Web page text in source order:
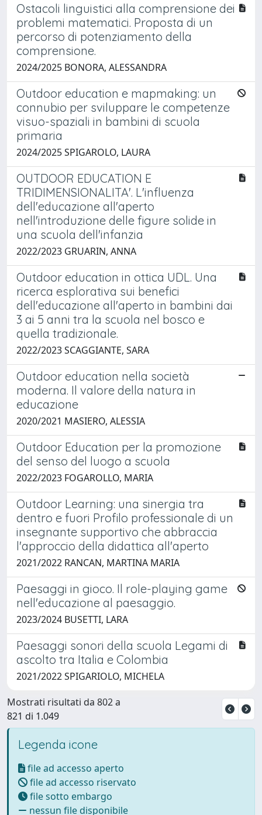
Ostacoli linguistici alla comprensione dei
problemi matematici. Proposta di un
percorso di potenziamento della
comprensione.
2024/2025 BONORA, ALESSANDRA
Outdoor education e mapmaking: un
connubio per sviluppare le competenze
visuo-spaziali in bambini di scuola
primaria
2024/2025 SPIGAROLO, LAURA
OUTDOOR EDUCATION E
TRIDIMENSIONALITA'. L'influenza
dell'educazione all'aperto
nell'introduzione delle figure solide in
una scuola dell'infanzia
2022/2023 GRUARIN, ANNA
Outdoor education in ottica UDL. Una
ricerca esplorativa sui benefici
dell'educazione all'aperto in bambini dai
3 ai 5 anni tra la scuola nel bosco e
quella tradizionale.
2022/2023 SCAGGIANTE, SARA
Outdoor education nella società
moderna. Il valore della natura in
educazione
2020/2021 MASIERO, ALESSIA
Outdoor Education per la promozione
del senso del luogo a scuola
2022/2023 FOGAROLLO, MARIA
Outdoor Learning: una sinergia tra
dentro e fuori Profilo professionale di un
insegnante supportivo che abbraccia
l'approccio della didattica all'aperto
2021/2022 RANCAN, MARTINA MARIA
Paesaggi in gioco. Il role-playing game
nell'educazione al paesaggio.
2023/2024 BUSETTI, LARA
Paesaggi sonori della scuola Legami di
ascolto tra Italia e Colombia
2021/2022 SPIGARIOLO, MICHELA
Mostrati risultati da 802 a
821 di 1.049
Legenda icone
file ad accesso aperto
file ad accesso riservato
file sotto embargo
nessun file disponibile